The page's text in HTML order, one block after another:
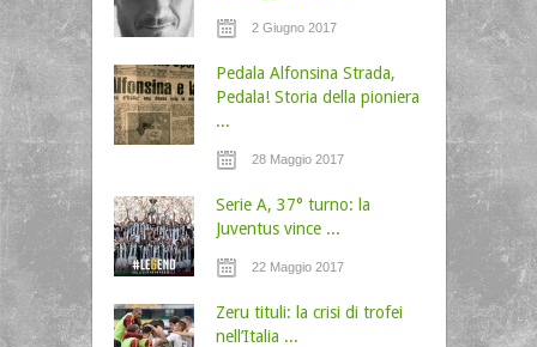
2 Giugno 2017
Pedala Alfonsina Strada,
Pedala! Storia della pioniera
...
28 Maggio 2017
Serie A, 37° turno: la
Juventus vince ...
22 Maggio 2017
Zeru tituli: la crisi di trofei
nell’Italia ...